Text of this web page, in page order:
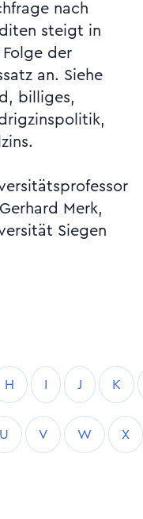
Merk,
Siegen
H I J K
U V W X